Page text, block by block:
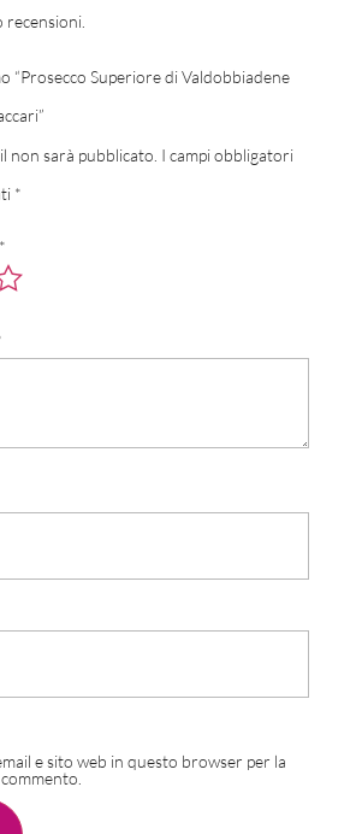
“Prosecco Superiore di Valdobbiadene
non sarà pubblicato. I campi obbligatori
*
*
e sito web in questo browser per la